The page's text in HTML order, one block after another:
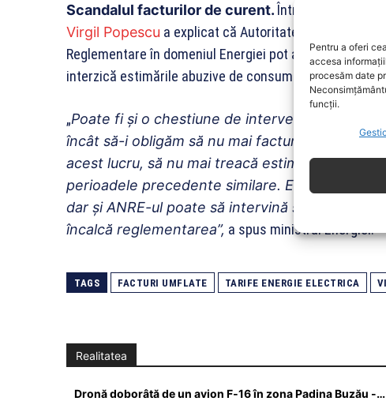
Pentru a oferi
accesa
procesăm date
funcții.
Scandalul facturilor de curent.Întrebat cum ar
Virgil Popescu a explicat că Autoritatea pentru
Reglementare în domeniul Energiei pot aplica
interzică estimările abuzive de consum de energie
„Poate fi și o chestiune de intervenție a
încât să-i obligăm să nu mai factureze
acest lucru, să nu mai treacă estimaturi care
perioadele precedente similare. Este o
dar și ANRE-ul poate să intervină și să dea
încalcă reglementarea”, a spus ministrul Energiei.
TAGS FACTURI UMFLATE TARIFE ENERGIE ELECTRICA
Realitatea
Dronă doborâtă de un avion F‑16 în zona Padina Buzău -…